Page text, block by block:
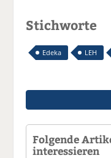
Stichworte
Edeka LEH
Folgende
interessieren